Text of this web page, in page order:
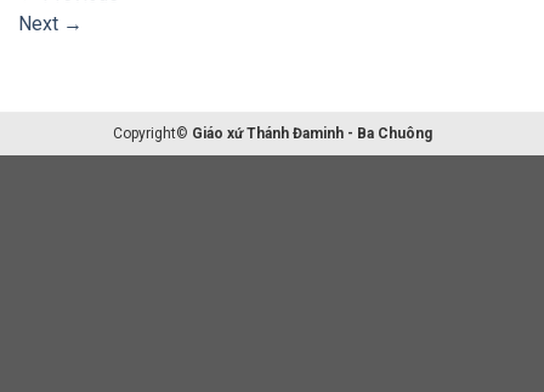
Next →
Copyright© Giáo xứ Thánh Đaminh - Ba Chuông